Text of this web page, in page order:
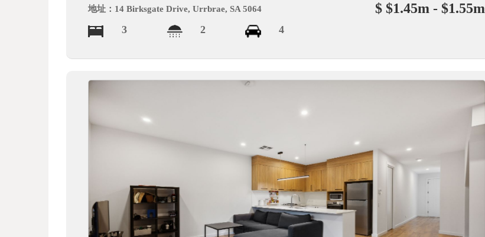
地址： 14 Birksgate Drive, Urrbrae, SA 5064
3 2 4
$ $1.45m - $1.55m